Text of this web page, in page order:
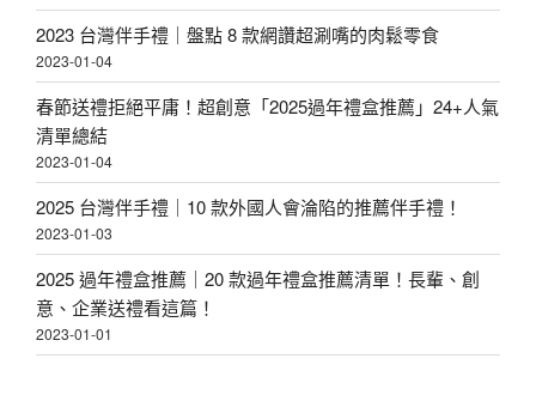
2023 台灣伴手禮｜盤點 8 款網讚超涮嘴的肉鬆零食
2023-01-04
春節送禮拒絕平庸！超創意「2025過年禮盒推薦」24+人氣
清單總結
2023-01-04
2025 台灣伴手禮｜10 款外國人會淪陷的推薦伴手禮！
2023-01-03
2025 過年禮盒推薦｜20 款過年禮盒推薦清單！長輩、創
意、企業送禮看這篇！
2023-01-01